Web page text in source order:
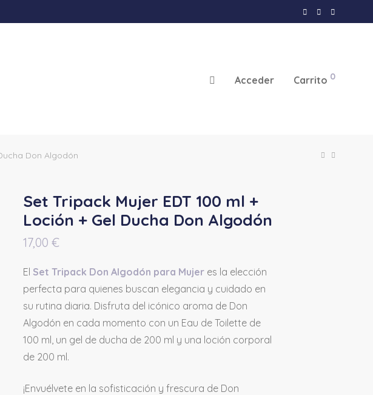
Acceder Carrito 0
Don Algodón
Set Tripack Mujer EDT 100 ml +
Loción + Gel Ducha Don Algodón
17,00 €
El Set Tripack Don Algodón para Mujer es la elección
perfecta para quienes buscan elegancia y cuidado en
su rutina diaria. Disfruta del icónico aroma de Don
Algodón en cada momento con un Eau de Toilette de
100 ml, un gel de ducha de 200 ml y una loción corporal
de 200 ml.
¡Envuélvete en la sofisticación y frescura de Don